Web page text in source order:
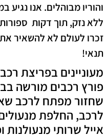
והוריו מבוהלים. אנו
ללא נזק, תוך דקות
זכרו לעולם לא להשאיר
תנאי!
מעוניינים בפריצת
פורץ רכבים מורשה
שחזור מפתח לרכב
לרכב, החלפת
אייל שרותי מנעולנות